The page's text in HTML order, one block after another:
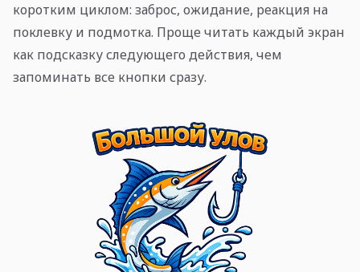
коротким циклом: заброс, ожидание, реакция на
поклевку и подмотка. Проще читать каждый экран
как подсказку следующего действия, чем
запоминать все кнопки сразу.